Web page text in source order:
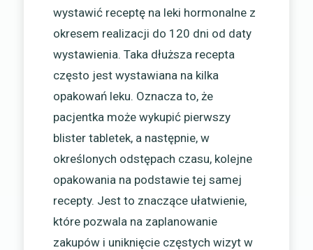
wystawić receptę na leki hormonalne z
okresem realizacji do 120 dni od daty
wystawienia. Taka dłuższa recepta
często jest wystawiana na kilka
opakowań leku. Oznacza to, że
pacjentka może wykupić pierwszy
blister tabletek, a następnie, w
określonych odstępach czasu, kolejne
opakowania na podstawie tej samej
recepty. Jest to znaczące ułatwienie,
które pozwala na zaplanowanie
zakupów i uniknięcie częstych wizyt w